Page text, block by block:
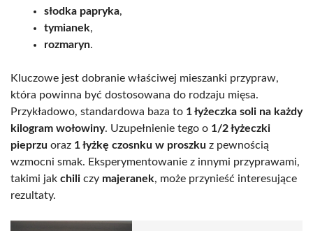
słodka papryka,
tymianek,
rozmaryn.
Kluczowe jest dobranie właściwej mieszanki przypraw,
która powinna być dostosowana do rodzaju mięsa.
Przykładowo, standardowa baza to 1 łyżeczka soli na każdy
kilogram wołowiny. Uzupełnienie tego o 1/2 łyżeczki
pieprzu oraz 1 łyżkę czosnku w proszku z pewnością
wzmocni smak. Eksperymentowanie z innymi przyprawami,
takimi jak chili czy majeranek, może przynieść interesujące
rezultaty.